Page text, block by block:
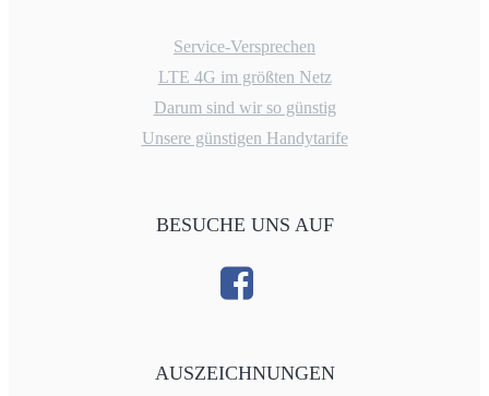
Service-Versprechen
LTE 4G im größten Netz
Darum sind wir so günstig
Unsere günstigen Handytarife
BESUCHE UNS AUF
AUSZEICHNUNGEN